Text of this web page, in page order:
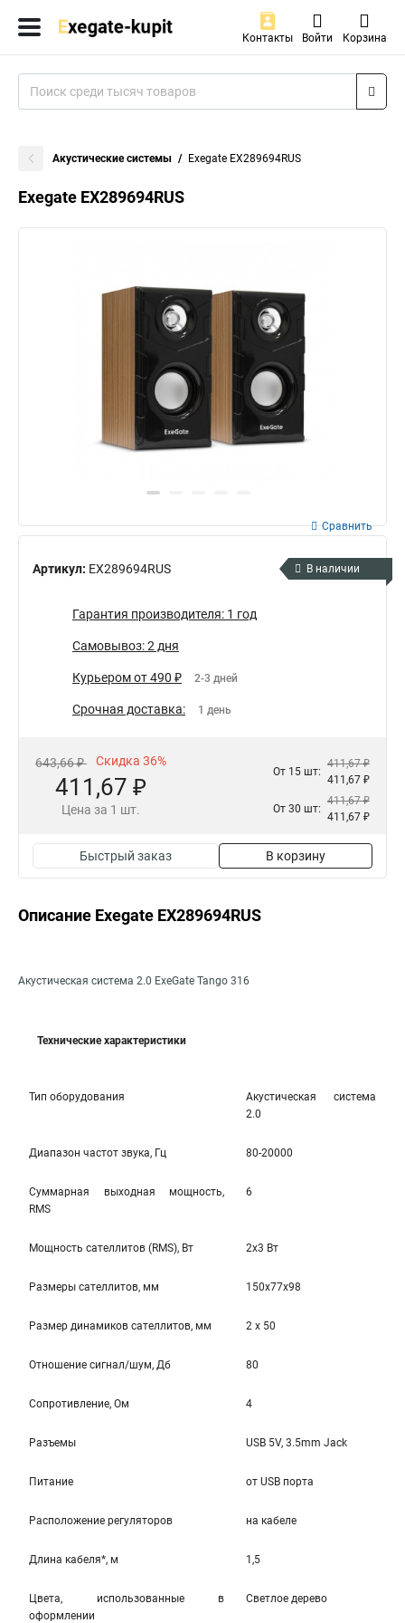
Контакты Войти Корзина
Акустические системы Exegate EX289694RUS
Exegate EX289694RUS
Артикул: EX289694RUS
Сравнить
В наличии
Гарантия производителя: 1 год
Самовывоз: 2 дня
Курьером от 490 ₽ 2-3 дней
Срочная доставка: 1 день
643,66 ₽ Скидка 36%
411,67 ₽
Цена за 1 шт.
От 15 шт:
411,67 ₽
411,67 ₽
От 30 шт:
411,67 ₽
411,67 ₽
Быстрый заказ В корзину
Описание Exegate EX289694RUS
Акустическая система 2.0 ExeGate Tango 316
Технические характеристики
Тип оборудования
Акустическая система
2.0
Диапазон частот звука, Гц 80-20000
Cуммарная выходная мощность,
RMS
6
Мощность сателлитов (RMS), Вт 2x3 Вт
Размеры сателлитов, мм 150x77x98
Размер динамиков сателлитов, мм 2 x 50
Отношение сигнал/шум, Дб 80
Cопротивление, Ом 4
Разъемы USB 5V, 3.5mm Jack
Питание от USB порта
Расположение регуляторов на кабеле
Длина кабеля*, м 1,5
Цвета, использованные в
оформлении
Светлое дерево